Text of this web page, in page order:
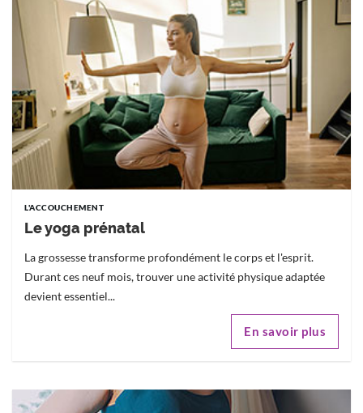
L'ACCOUCHEMENT
Le yoga prénatal
La grossesse transforme profondément le corps et l'esprit.
Durant ces neuf mois, trouver une activité physique adaptée
devient essentiel...
En savoir plus